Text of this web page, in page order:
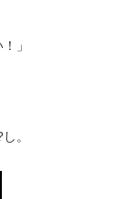
」
。